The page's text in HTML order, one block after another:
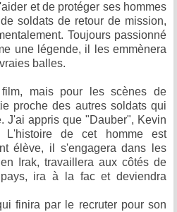
et de protéger ses hommes
soldats de retour de mission,
Toujours passionné
une légende, il les emmènera
balles.
mais pour les scènes de
proche des autres soldats qui
J'ai appris que "Dauber", Kevin
L'histoire de cet homme est
élève, il s'engagera dans les
Irak, travaillera aux côtés de
ira à la fac et deviendra
finira par le recruter pour son